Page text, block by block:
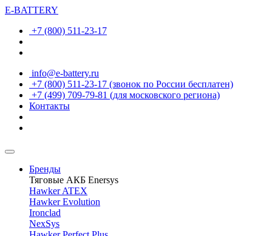
E-BATTERY
+7 (800) 511-23-17
info@e-battery.ru
+7 (800) 511-23-17 (звонок по России бесплатен)
+7 (499) 709-79-81 (для московского региона)
Контакты
Бренды
Тяговые АКБ Enersys
Hawker ATEX
Hawker Evolution
Ironclad
NexSys